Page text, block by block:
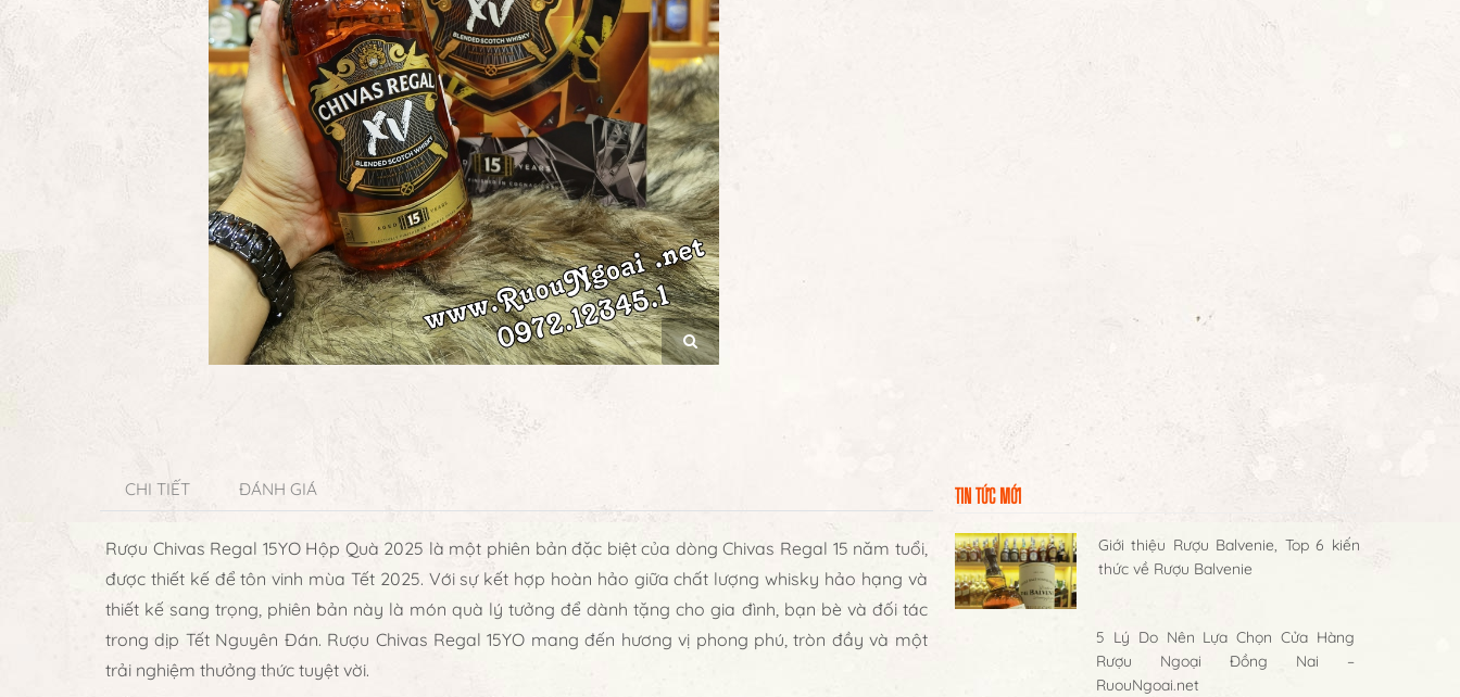
CHI TIẾT ĐÁNH GIÁ
Rượu Chivas Regal 15YO Hộp Quà 2025 là một phiên bản đặc biệt của dòngChivas Regal 15 năm tuổi,
được thiết kế để tôn vinh mùa Tết 2025. Với sự kết hợp hoàn hảo giữa chất lượng whisky hảo hạng và
thiết kế sang trọng, phiên bản này là món quà lý tưởng để dành tặng cho gia đình, bạn bè và đối tác
trong dịp Tết Nguyên Đán. Rượu Chivas Regal 15YO mang đến hương vị phong phú, tròn đầy và một
trải nghiệm thưởng thức tuyệt vời.
TIN TỨC MỚI
Giới thiệu Rượu Balvenie, Top 6 kiến
thức về Rượu Balvenie
5 Lý Do Nên Lựa Chọn Cửa Hàng
Rượu Ngoại Đồng Nai –
RuouNgoai.net